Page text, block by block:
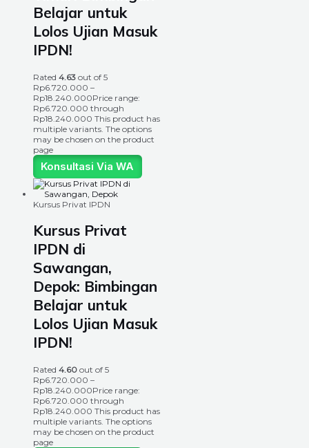
Belajar untuk
Lolos Ujian Masuk
IPDN!
Rated 4.63 out of 5
Rp6.720.000 –
Rp18.240.000Price range:
Rp6.720.000 through
Rp18.240.000 This product has
multiple variants. The options
may be chosen on the product
page
Konsultasi Via WA
Kursus Privat IPDN
Kursus Privat
IPDN di
Sawangan,
Depok: Bimbingan
Belajar untuk
Lolos Ujian Masuk
IPDN!
Rated 4.60 out of 5
Rp6.720.000 –
Rp18.240.000Price range:
Rp6.720.000 through
Rp18.240.000 This product has
multiple variants. The options
may be chosen on the product
page